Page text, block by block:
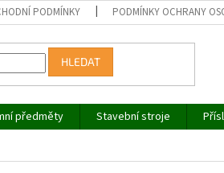
PODMÍNKY PODMÍNKY OCHRANY
HLEDAT
předměty Stavební stroje